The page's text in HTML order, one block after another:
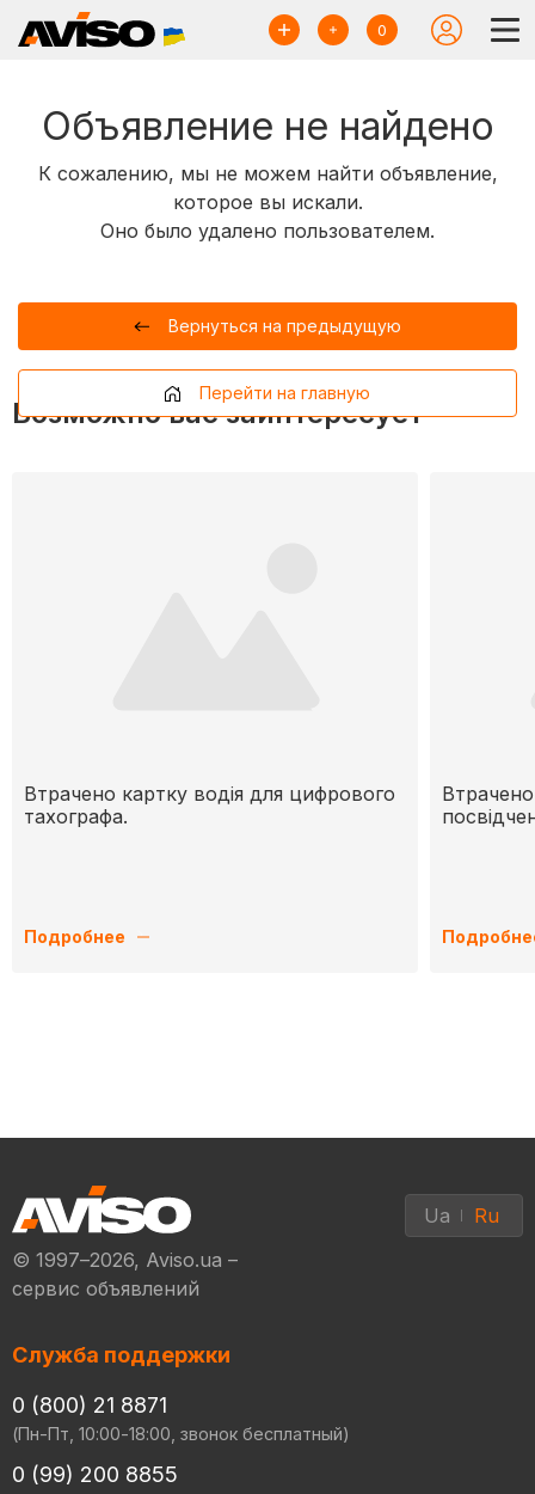
0
Объявление не найдено
К сожалению, мы не можем найти объявление,
которое вы искали.
Оно было удалено пользователем.
Вернуться на предыдущую
Перейти на главную
Возможно вас заинтересует
Втрачено картку водія для цифрового
тахографа.
Подробнее
© 1997–2026, Aviso.ua –
сервис объявлений
Ua Ru
Служба поддержки
0 (800) 21 8871
(Пн-Пт, 10:00-18:00, звонок бесплатный)
0 (99) 200 8855